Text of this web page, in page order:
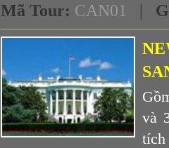
Mã Tour: CAN01 |
và